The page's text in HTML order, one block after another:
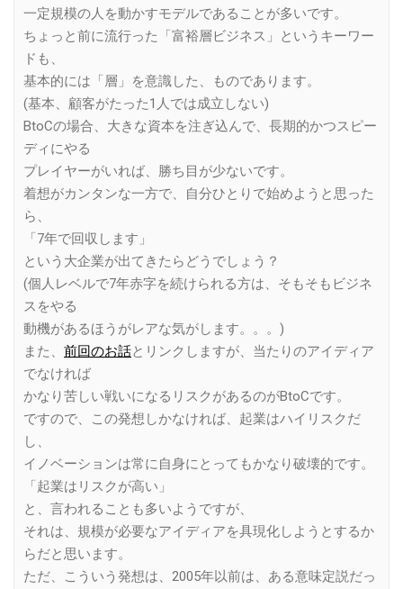
一定規模の人を動かすモデルであることが多いです。
ちょっと前に流行った「富裕層ビジネス」というキーワー
ドも、
基本的には「層」を意識した、ものであります。
(基本、顧客がたった1人では成立しない)
BtoCの場合、大きな資本を注ぎ込んで、長期的かつスピー
ディにやる
プレイヤーがいれば、勝ち目が少ないです。
着想がカンタンな一方で、自分ひとりで始めようと思った
ら、
「7年で回収します」
という大企業が出てきたらどうでしょう？
(個人レベルで7年赤字を続けられる方は、そもそもビジネ
スをやる
動機があるほうがレアな気がします。。。)
また、 前回のお話とリンクしますが、当たりのアイディア
でなければ
かなり苦しい戦いになるリスクがあるのがBtoCです。
ですので、この発想しかなければ、起業はハイリスクだ
し、
イノベーションは常に自身にとってもかなり破壊的です。
「起業はリスクが高い」
と、言われることも多いようですが、
それは、規模が必要なアイディアを具現化しようとするか
らだと思います。
ただ、こういう発想は、2005年以前は、ある意味定説だっ